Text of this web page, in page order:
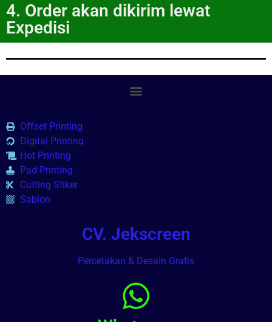
4. Order akan dikirim lewat
Expedisi
Offset Printing
Digital Printing
Hot Printing
Pad Printing
Cutting Stiker
Sablon
CV. Jekscreen
Percetakan & Desain Grafis